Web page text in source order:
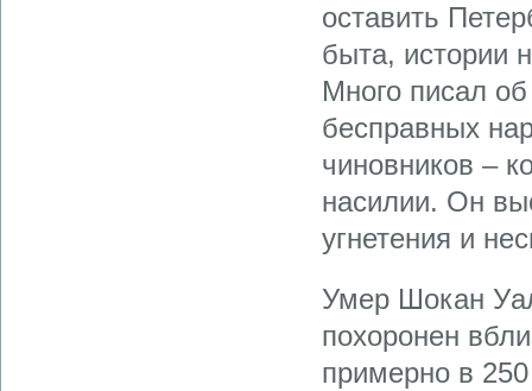
оставить
быта, истории
Много писал
бесправных
чиновников –
насилии. Он
угнетения и
Умер Шокан
похоронен
примерно в